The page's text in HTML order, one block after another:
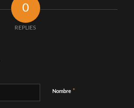
0
REPLIES
Nombre *